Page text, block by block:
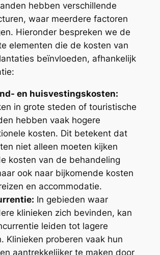
hebben verschillende
waar meerdere factoren
Hieronder bespreken we de
elementen die de kosten van
beïnvloeden, afhankelijk
en huisvestingskosten:
in grote steden of touristische
hebben vaak hogere
kosten. Dit betekent dat
niet alleen moeten kijken
kosten van de behandeling
ook naar bijkomende kosten
en accommodatie.
In gebieden waar
klinieken zich bevinden, kan
leiden tot lagere
Klinieken proberen vaak hun
aantrekkelijker te maken door